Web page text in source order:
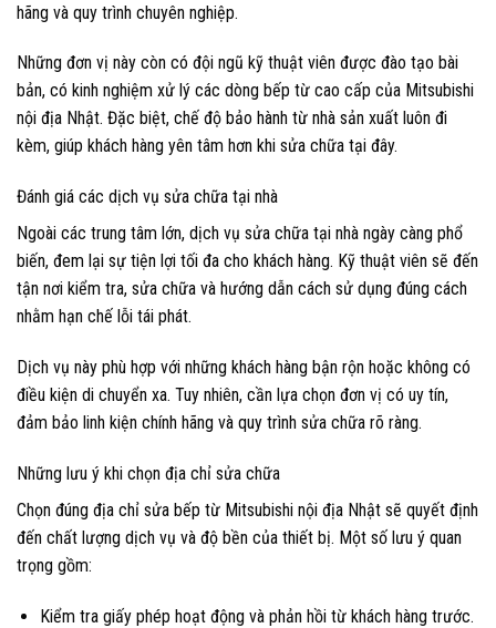
hãng và quy trình chuyên nghiệp.
Những đơn vị này còn có đội ngũ kỹ thuật viên được đào tạo bài
bản, có kinh nghiệm xử lý các dòng bếp từ cao cấp của Mitsubishi
nội địa Nhật. Đặc biệt, chế độ bảo hành từ nhà sản xuất luôn đi
kèm, giúp khách hàng yên tâm hơn khi sửa chữa tại đây.
Đánh giá các dịch vụ sửa chữa tại nhà
Ngoài các trung tâm lớn, dịch vụ sửa chữa tại nhà ngày càng phổ
biến, đem lại sự tiện lợi tối đa cho khách hàng. Kỹ thuật viên sẽ đến
tận nơi kiểm tra, sửa chữa và hướng dẫn cách sử dụng đúng cách
nhằm hạn chế lỗi tái phát.
Dịch vụ này phù hợp với những khách hàng bận rộn hoặc không có
điều kiện di chuyển xa. Tuy nhiên, cần lựa chọn đơn vị có uy tín,
đảm bảo linh kiện chính hãng và quy trình sửa chữa rõ ràng.
Những lưu ý khi chọn địa chỉ sửa chữa
Chọn đúng địa chỉ sửa bếp từ Mitsubishi nội địa Nhật sẽ quyết định
đến chất lượng dịch vụ và độ bền của thiết bị. Một số lưu ý quan
trọng gồm:
Kiểm tra giấy phép hoạt động và phản hồi từ khách hàng trước.